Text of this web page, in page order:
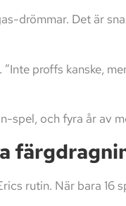
drömmar. Det är
”Inte proffs kanske,
spel, och fyra år av
rutin. När bara